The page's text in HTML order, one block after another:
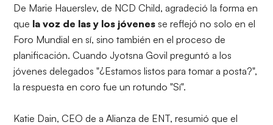
De Marie Hauerslev, de NCD Child, agradeció la forma en
que la voz de las y los jóvenes se reflejó no solo en el
Foro Mundial en sí, sino también en el proceso de
planificación. Cuando Jyotsna Govil preguntó a los
jóvenes delegados "¿Estamos listos para tomar a posta?",
la respuesta en coro fue un rotundo "Sí".
Katie Dain, CEO de a Alianza de ENT, resumió que el